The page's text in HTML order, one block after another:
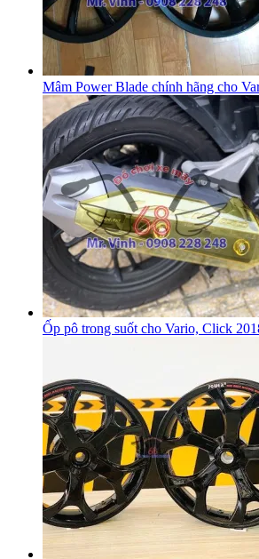
Mâm Power Blade chính hãng cho
Ốp pô trong suốt cho Vario, Click